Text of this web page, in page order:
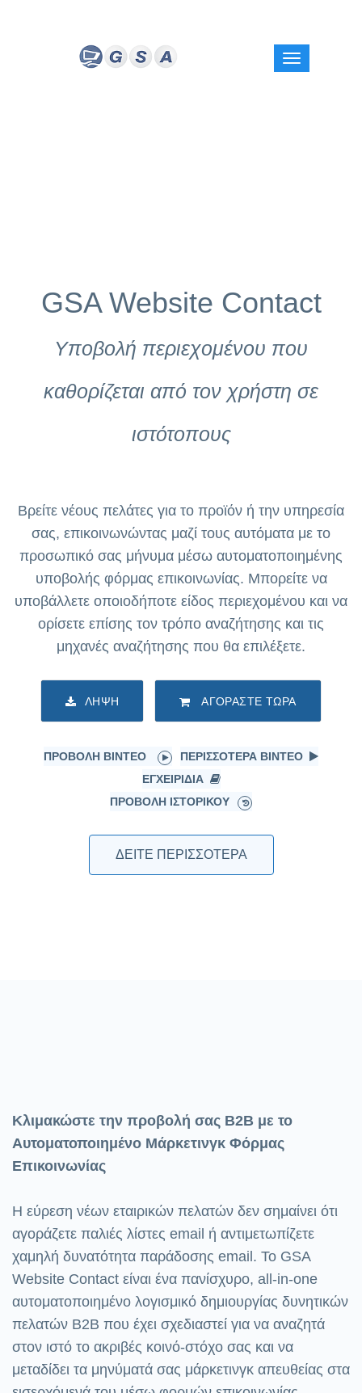
GSA Website Contact
Υποβολή περιεχομένου που
καθορίζεται από τον χρήστη σε
ιστότοπους
Βρείτε νέους πελάτες για το προϊόν ή την υπηρεσία
σας, επικοινωνώντας μαζί τους αυτόματα με το
προσωπικό σας μήνυμα μέσω αυτοματοποιημένης
υποβολής φόρμας επικοινωνίας. Μπορείτε να
υποβάλλετε οποιοδήποτε είδος περιεχομένου και να
ορίσετε επίσης τον τρόπο αναζήτησης και τις
μηχανές αναζήτησης που θα επιλέξετε.
ΛΉΨΗ ΑΓΟΡΆΣΤΕ ΤΏΡΑ
ΠΡΟΒΟΛΉ ΒΊΝΤΕΟ
ΠΕΡΙΣΣΌΤΕΡΑ ΒΊΝΤΕΟ
ΕΓΧΕΙΡΊΔΙΑ
ΠΡΟΒΟΛΉ ΙΣΤΟΡΙΚΟΎ
ΔΕΊΤΕ ΠΕΡΙΣΣΌΤΕΡΑ
Κλιμακώστε την προβολή σας B2B με το
Αυτοματοποιημένο Μάρκετινγκ Φόρμας
Επικοινωνίας
Η εύρεση νέων εταιρικών πελατών δεν σημαίνει ότι
αγοράζετε παλιές λίστες email ή αντιμετωπίζετε
χαμηλή δυνατότητα παράδοσης email. Το GSA
Website Contact είναι ένα πανίσχυρο, all-in-one
αυτοματοποιημένο λογισμικό δημιουργίας δυνητικών
πελατών B2B που έχει σχεδιαστεί για να αναζητά
στον ιστό το ακριβές κοινό-στόχο σας και να
μεταδίδει τα μηνύματά σας μάρκετινγκ απευθείας στα